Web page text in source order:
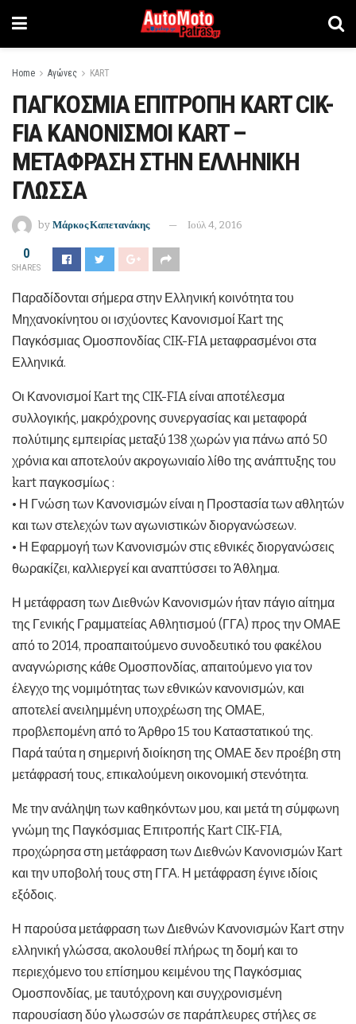
Home Αγώνες KART
ΠΑΓΚΟΣΜΙΑ ΕΠΙΤΡΟΠΗ KART CIK-
FIA ΚΑΝΟΝΙΣΜΟΙ KART –
ΜΕΤΑΦΡΑΣΗ ΣΤΗΝ ΕΛΛΗΝΙΚΗ
ΓΛΩΣΣΑ
by Μάρκος Καπετανάκης Ιούλ 4, 2016
0
SHARES
Παραδίδονται σήμερα στην Ελληνική κοινότητα του
Μηχανοκίνητου οι ισχύοντες Κανονισμοί Kart της
Παγκόσμιας Ομοσπονδίας CIK-FIA μεταφρασμένοι στα
Ελληνικά.
Οι Κανονισμοί Kart της CIK-FIA είναι αποτέλεσμα
συλλογικής, μακρόχρονης συνεργασίας και μεταφορά
πολύτιμης εμπειρίας μεταξύ 138 χωρών για πάνω από 50
χρόνια και αποτελούν ακρογωνιαίο λίθο της ανάπτυξης του
kart παγκοσμίως :
• Η Γνώση των Κανονισμών είναι η Προστασία των αθλητών
και των στελεχών των αγωνιστικών διοργανώσεων.
• Η Εφαρμογή των Κανονισμών στις εθνικές διοργανώσεις
θωρακίζει, καλλιεργεί και αναπτύσσει το Άθλημα.
Η μετάφραση των Διεθνών Κανονισμών ήταν πάγιο αίτημα
της Γενικής Γραμματείας Αθλητισμού (ΓΓΑ) προς την ΟΜΑΕ
από το 2014, προαπαιτούμενο συνοδευτικό του φακέλου
αναγνώρισης κάθε Ομοσπονδίας, απαιτούμενο για τον
έλεγχο της νομιμότητας των εθνικών κανονισμών, και
αποτελεί ανειλημμένη υποχρέωση της ΟΜΑΕ,
προβλεπομένη από το Άρθρο 15 του Καταστατικού της.
Παρά ταύτα η σημερινή διοίκηση της ΟΜΑΕ δεν προέβη στη
μετάφρασή τους, επικαλούμενη οικονομική στενότητα.
Με την ανάληψη των καθηκόντων μου, και μετά τη σύμφωνη
γνώμη της Παγκόσμιας Επιτροπής Kart CIK-FIA,
προχώρησα στη μετάφραση των Διεθνών Κανονισμών Kart
και την υποβολή τους στη ΓΓΑ. Η μετάφραση έγινε ιδίοις
εξόδοις.
Η παρούσα μετάφραση των Διεθνών Κανονισμών Kart στην
ελληνική γλώσσα, ακολουθεί πλήρως τη δομή και το
περιεχόμενο του επίσημου κειμένου της Παγκόσμιας
Ομοσπονδίας, με ταυτόχρονη και συγχρονισμένη
παρουσίαση δύο γλωσσών σε παράπλευρες στήλες σε